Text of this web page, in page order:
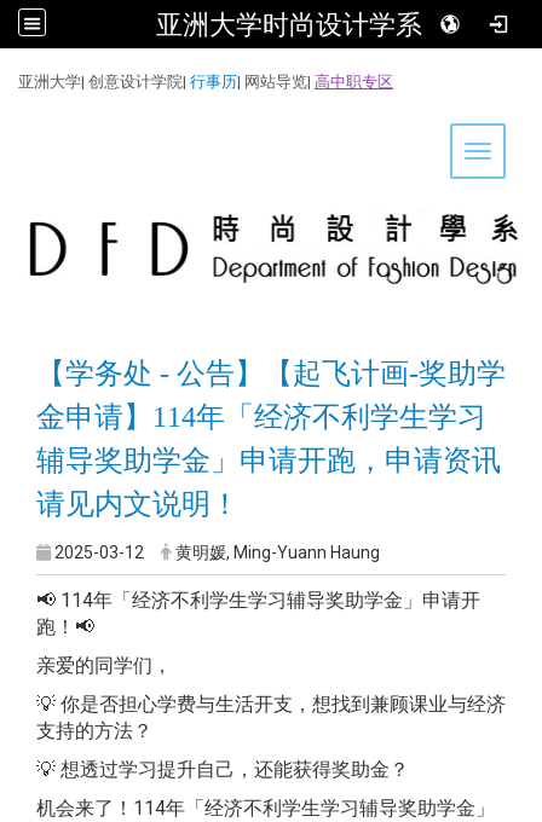
亚洲大学时尚设计学系
亚洲大学| 创意设计学院| 行事历| 网站导览| 高中职专区
Toggle
【学务处 - 公告】【起飞计画-奖助学
金申请】114年「经济不利学生学习
辅导奖助学金」申请开跑，申请资讯
请见内文说明！
2025-03-12 黄明媛, Ming-Yuann Haung
📢 114年「经济不利学生学习辅导奖助学金」申请开
跑！📢
亲爱的同学们，
💡 你是否担心学费与生活开支，想找到兼顾课业与经济
支持的方法？
💡 想透过学习提升自己，还能获得奖助金？
机会来了！114年「经济不利学生学习辅导奖助学金」